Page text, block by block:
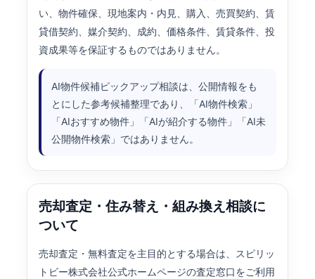
い、物件確保、現地案内・内見、購入、売買契約、賃
貸借契約、媒介契約、成約、価格条件、賃貸条件、投
資成果等を保証するものではありません。
AI物件候補ピックアップ相談は、公開情報をも
とにした参考候補整理であり、「AI物件検索」
「AIおすすめ物件」「AIが紹介する物件」「AI未
公開物件検索」ではありません。
売却査定・住み替え・組み換え相談に
ついて
売却査定・無料査定を主目的とする場合は、スピリッ
トビー株式会社公式ホームページの査定窓口をご利用